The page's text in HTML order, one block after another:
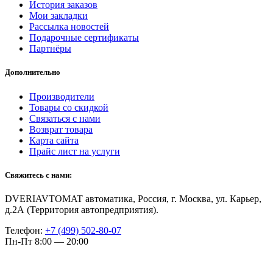
История заказов
Мои закладки
Рассылка новостей
Подарочные сертификаты
Партнёры
Дополнительно
Производители
Товары со скидкой
Связаться с нами
Возврат товара
Карта сайта
Прайс лист на услуги
Свяжитесь с нами:
DVERIAVTOMAT автоматика, Россия, г. Москва, ул. Карьер,
д.2А (Территория автопредприятия).
Телефон: +7 (499) 502-80-07
Пн-Пт 8:00 — 20:00